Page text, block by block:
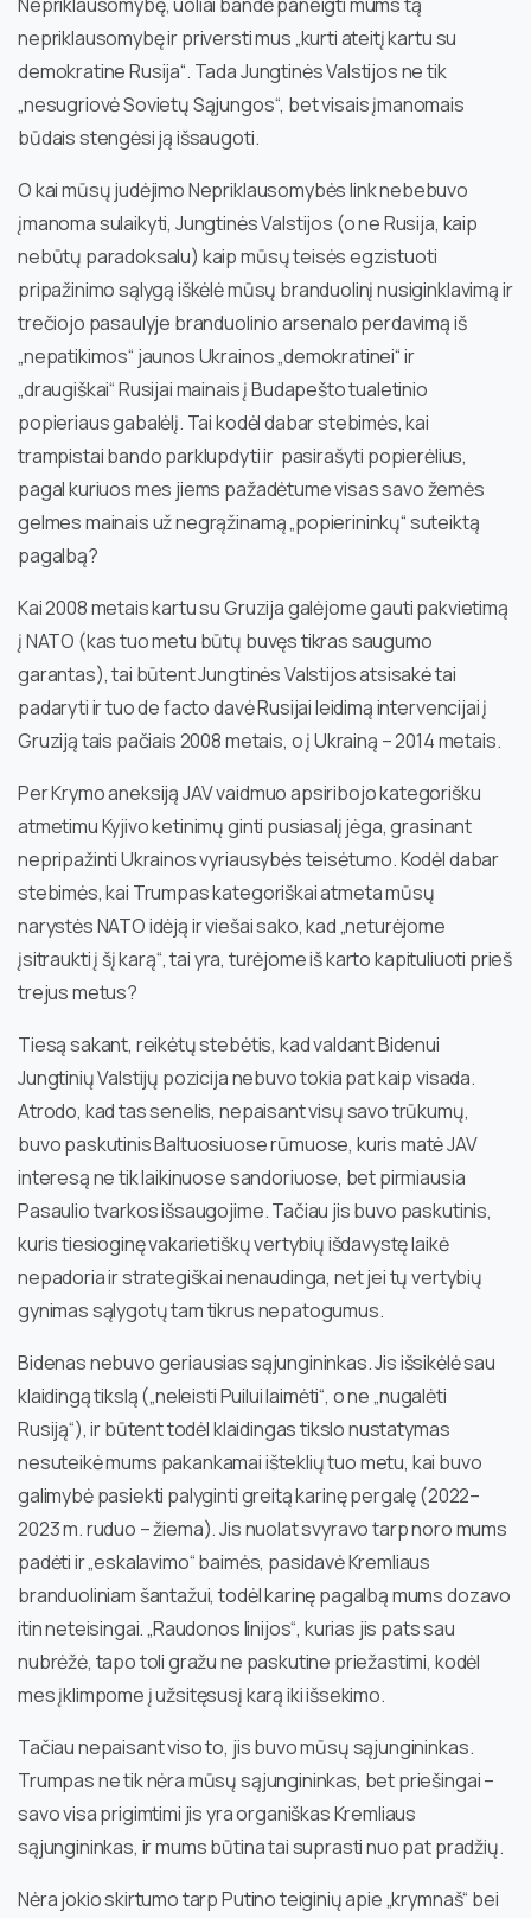
nepriklausomybę ir priversti mus „kurti ateitį kartu su
demokratine Rusija“. Tada Jungtinės Valstijos ne tik
„nesugriovė Sovietų Sąjungos“, bet visais įmanomais
būdais stengėsi ją išsaugoti.
O kai mūsų judėjimo Nepriklausomybės link nebebuvo
įmanoma sulaikyti, Jungtinės Valstijos (o ne Rusija, kaip
nebūtų paradoksalu) kaip mūsų teisės egzistuoti
pripažinimo sąlygą iškėlė mūsų branduolinį nusiginklavimą ir
trečiojo pasaulyje branduolinio arsenalo perdavimą iš
„nepatikimos“ jaunos Ukrainos „demokratinei“ ir
„draugiškai“ Rusijai mainais į Budapešto tualetinio
popieriaus gabalėlį. Tai kodėl dabar stebimės, kai
trampistai bando parklupdyti ir pasirašyti popierėlius,
pagal kuriuos mes jiems pažadėtume visas savo žemės
gelmes mainais už negrąžinamą „popierininkų“ suteiktą
pagalbą?
Kai 2008 metais kartu su Gruzija galėjome gauti pakvietimą
į NATO (kas tuo metu būtų buvęs tikras saugumo
garantas), tai būtent Jungtinės Valstijos atsisakė tai
padaryti ir tuo de facto davė Rusijai leidimą intervencijai į
Gruziją tais pačiais 2008 metais, o į Ukrainą – 2014 metais.
Per Krymo aneksiją JAV vaidmuo apsiribojo kategorišku
atmetimu Kyjivo ketinimų ginti pusiasalį jėga, grasinant
nepripažinti Ukrainos vyriausybės teisėtumo. Kodėl dabar
stebimės, kai Trumpas kategoriškai atmeta mūsų
narystės NATO idėją ir viešai sako, kad „neturėjome
įsitraukti į šį karą“, tai yra, turėjome iš karto kapituliuoti prieš
trejus metus?
Tiesą sakant, reikėtų stebėtis, kad valdant Bidenui
Jungtinių Valstijų pozicija nebuvo tokia pat kaip visada.
Atrodo, kad tas senelis, nepaisant visų savo trūkumų,
buvo paskutinis Baltuosiuose rūmuose, kuris matė JAV
interesą ne tik laikinuose sandoriuose, bet pirmiausia
Pasaulio tvarkos išsaugojime. Tačiau jis buvo paskutinis,
kuris tiesioginę vakarietiškų vertybių išdavystę laikė
nepadoria ir strategiškai nenaudinga, net jei tų vertybių
gynimas sąlygotų tam tikrus nepatogumus.
Bidenas nebuvo geriausias sąjungininkas. Jis išsikėlė sau
klaidingą tikslą („neleisti Puilui laimėti“, o ne „nugalėti
Rusiją“), ir būtent todėl klaidingas tikslo nustatymas
nesuteikė mums pakankamai išteklių tuo metu, kai buvo
galimybė pasiekti palyginti greitą karinę pergalę (2022–
2023 m. ruduo – žiema). Jis nuolat svyravo tarp noro mums
padėti ir „eskalavimo“ baimės, pasidavė Kremliaus
branduoliniam šantažui, todėl karinę pagalbą mums dozavo
itin neteisingai. „Raudonos linijos“, kurias jis pats sau
nubrėžė, tapo toli gražu ne paskutine priežastimi, kodėl
mes įklimpome į užsitęsusį karą iki išsekimo.
Tačiau nepaisant viso to, jis buvo mūsų sąjungininkas.
Trumpas ne tik nėra mūsų sąjungininkas, bet priešingai –
savo visa prigimtimi jis yra organiškas Kremliaus
sąjungininkas, ir mums būtina tai suprasti nuo pat pradžių.
Nėra jokio skirtumo tarp Putino teiginių apie „krymnaš“ bei